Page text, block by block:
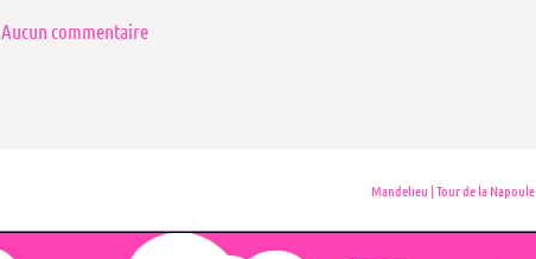
Aucun commentaire
Mandelieu | Tour de la Napoule